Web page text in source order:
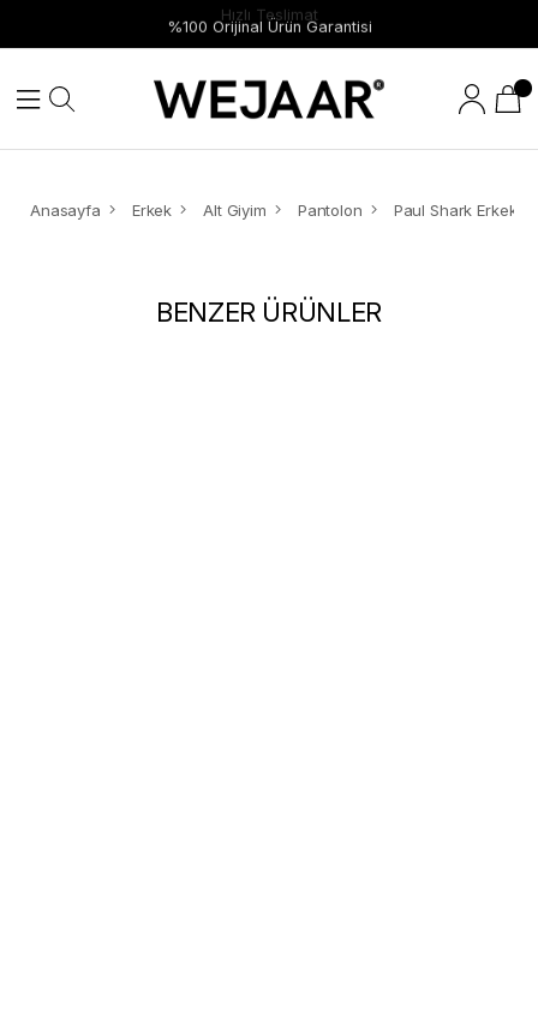
%100 Orijinal Ürün Garantisi
Hızlı Teslimat
Anasayfa Erkek Alt Giyim Pantolon
BENZER ÜRÜNLER